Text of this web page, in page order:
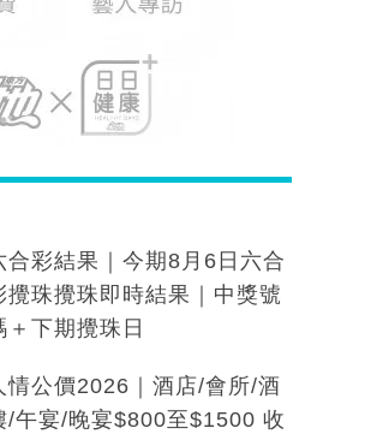
合彩結果｜今期8月6日六合
攪珠攪珠即時結果｜中獎號
＋下期攪珠日
情公價2026｜酒店/會所/酒
/午宴/晚宴$800至$1500 收